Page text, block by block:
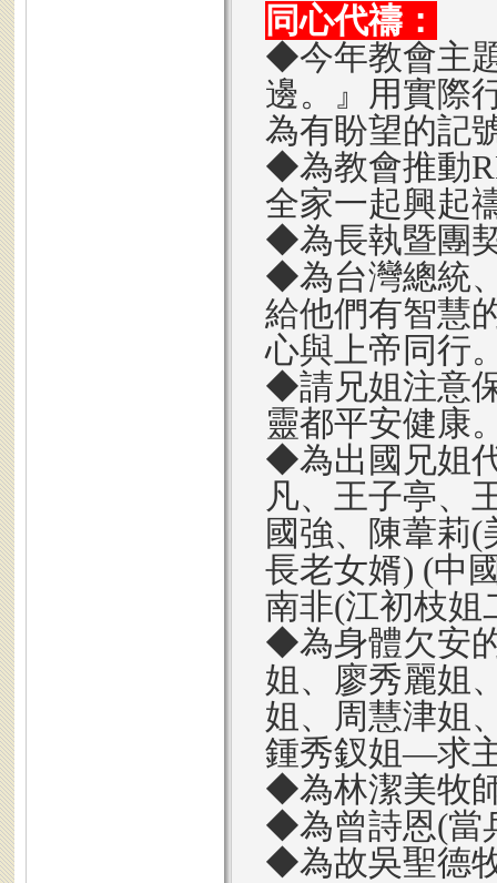
同心代禱：
◆今年教會主
邊。』用實際
為有盼望的記
◆為教會推動
全家一起興起
◆為長執暨團
◆為台灣總統
給他們有智慧
心與上帝同行
◆請兄姐注意
靈都平安健康
◆為出國兄姐
凡、王子亭、
國強、陳葦莉
長老女婿) (中
南非(江初枝姐
◆為身體欠安
姐、廖秀麗姐
姐、周慧津姐
鍾秀釵姐—求
◆為林潔美牧
◆為曾詩恩(當
◆為故吳聖德